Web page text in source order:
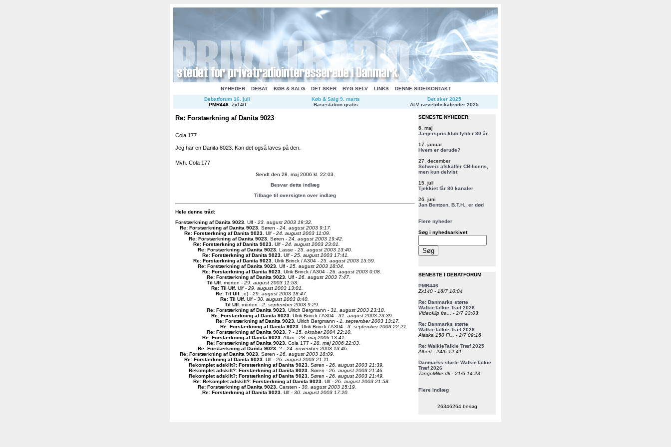
NYHEDER DEBAT KØB & SALG DET SKER BYG SELV LINKS
DENNE SIDE/KONTAKT
Debatforum 16. juli
PMR446. Zx140
Køb & Salg 9. marts
Basestation gratis
Det sker 2025
ALV ræveløbskalender 2025
Re: Forstærkning af Danita 9023
Cola 177
Jeg har en Danita 8023. Kan det også laves på den.
Mvh. Cola 177
Sendt den 28. maj 2006 kl. 22:03.
Besvar dette indlæg
Tilbage til oversigten over indlæg
Hele denne tråd:
Forstærkning af Danita 9023 Ulf - 23. august 2003 19:32.
Re: Forstærkning af Danita 9023 Søren - 24. august 2003 9:17.
Re: Forstærkning af Danita 9023 Ulf - 24. august 2003 11:09.
Re: Forstærkning af Danita 9023 Søren - 24. august 2003 19:42.
Re: Forstærkning af Danita 9023 Ulf - 24. august 2003 23:01.
Re: Forstærkning af Danita 9023 Lasse - 25. august 2003 13:40.
Re: Forstærkning af Danita 9023 Ulf - 25. august 2003 17:41.
Re: Forstærkning af Danita 9023 Ulrik Brinck / A304 - 25. august 2003 15:59.
Re: Forstærkning af Danita 9023 Ulf - 25. august 2003 18:04.
Re: Forstærkning af Danita 9023 Ulrik Brinck / A304 - 26. august 2003 0:08.
Re: Forstærkning af Danita 9023 Ulf - 26. august 2003 7:47.
Til Ulf. morten - 29. august 2003 11:53.
Re: Til Ulf. Ulf - 29. august 2003 13:01.
Re: Til Ulf. ;o) - 29. august 2003 18:47.
Re: Til Ulf. Ulf - 30. august 2003 8:40.
Til Ulf. morten - 2. september 2003 9:29.
Re: Forstærkning af Danita 9023 Ulrich Bergmann - 31. august 2003 23:18.
Re: Forstærkning af Danita 9023 Ulrik Brinck / A304 - 31. august 2003 23:39.
Re: Forstærkning af Danita 9023 Ulrich Bergmann - 1. september 2003 13:17.
Re: Forstærkning af Danita 9023 Ulrik Brinck / A304 - 3. september 2003 22:21.
Re: Forstærkning af Danita 9023 ? - 15. oktober 2004 22:10.
Re: Forstærkning af Danita 9023 Allan - 28. maj 2006 13:41.
Re: Forstærkning af Danita 9023 Cola 177 - 28. maj 2006 22:03.
Re: Forstærkning af Danita 9023 ? - 24. november 2003 13:46.
Re: Forstærkning af Danita 9023 Søren - 26. august 2003 18:09.
Re: Forstærkning af Danita 9023 Ulf - 26. august 2003 21:11.
Rekomplet adskilt?: Forstærkning af Danita 9023 Søren - 26. august 2003 21:39.
Rekomplet adskilt?: Forstærkning af Danita 9023 Søren - 26. august 2003 21:46.
Rekomplet adskilt?: Forstærkning af Danita 9023 Søren - 26. august 2003 21:49.
Re: Rekomplet adskilt?: Forstærkning af Danita 9023 Ulf - 26. august 2003 21:58.
Re: Forstærkning af Danita 9023 Carsten - 30. august 2003 15:19.
Re: Forstærkning af Danita 9023 Ulf - 30. august 2003 17:20.
SENESTE NYHEDER
6. maj
Jægerspris-klub fylder 30 år
17. januar
Hvem er derude?
27. december
Schweiz afskaffer CB-licens,
men kun delvist
15. juli
Tjekkiet får 80 kanaler
26. juni
Jan Bentzen, B.T.H., er død
Flere nyheder
Søg i nyhedsarkivet
SENESTE I DEBATFORUM
PMR446
Zx140 - 16/7 10:04
Re: Danmarks størte
WalkieTalkie Træf 2026
Videoklip fra... - 2/7 23:03
Re: Danmarks størte
WalkieTalkie Træf 2026
Alaska 150 Fi... - 2/7 09:16
Re: WalkieTalkie Træf 2025
Albert - 24/6 12:41
Danmarks størte WalkieTalkie
Træf 2026
TangoMike.dk - 21/6 14:23
Flere indlæg
26346264 besøg